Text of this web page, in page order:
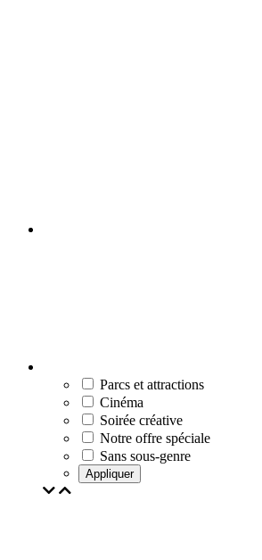
Parcs et attractions
Cinéma
Soirée créative
Notre offre spéciale
Sans sous-genre
Appliquer